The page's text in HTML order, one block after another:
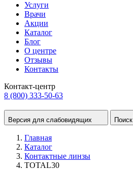
Услуги
Врачи
Акции
Каталог
Блог
О центре
Отзывы
Контакты
Контакт-центр
8 (800) 333-50-63
Версия для слабовидящих Поиск
Главная
Каталог
Контактные линзы
TOTAL30